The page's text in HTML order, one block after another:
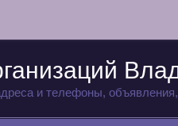
и телефоны,